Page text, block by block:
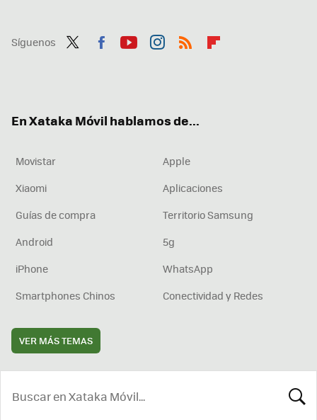
Síguenos
En Xataka Móvil hablamos de...
Movistar
Apple
Xiaomi
Aplicaciones
Guías de compra
Territorio Samsung
Android
5g
iPhone
WhatsApp
Smartphones Chinos
Conectividad y Redes
VER MÁS TEMAS